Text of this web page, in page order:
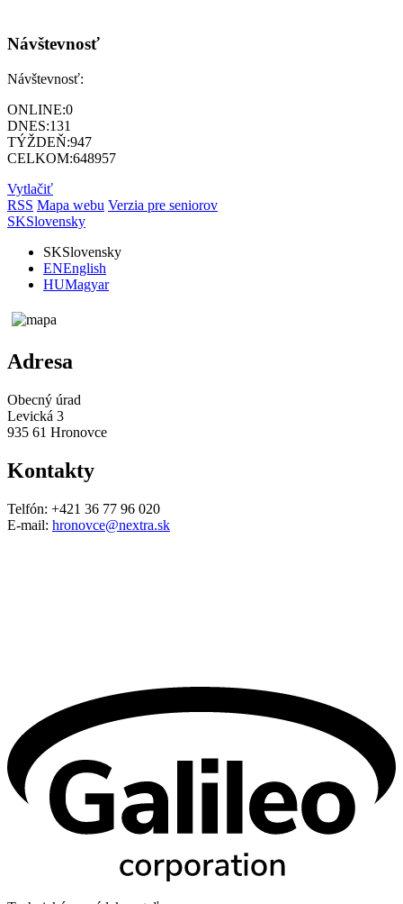
Návštevnosť
Návštevnosť:
ONLINE:0
DNES:131
TÝŽDEŇ:947
CELKOM:648957
Vytlačiť
RSS Mapa webu Verzia pre seniorov
SKSlovensky
SKSlovensky
ENEnglish
HUMagyar
Adresa
Obecný úrad
Levická 3
935 61 Hronovce
Kontakty
Telfón: +421 36 77 96 020
E-mail: hronovce@nextra.sk